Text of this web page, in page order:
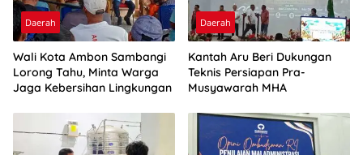
Daerah
Wali Kota Ambon Sambangi
Lorong Tahu, Minta Warga
Jaga Kebersihan Lingkungan
Daerah
Kantah Aru Beri Dukungan
Teknis Persiapan Pra-
Musyawarah MHA